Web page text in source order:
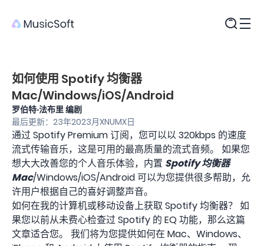
如何使用 Spotify 均衡器
Mac/Windows/iOS/Android
罗伯特·法布里 编剧
最后更新：23年2023月XNUMX日
通过 Spotify Premium 订阅，您可以以 320kbps 的速度
流式传输音乐，这是可用的最高质量的流式音频。 如果您
想大大改善您的个人音乐体验，内置 Spotify 均衡器
Mac/Windows/iOS/Android 可以为您提供很多帮助，允
许用户根据自己的喜好调整声音。
如何在我的计算机或移动设备上获取 Spotify 均衡器？ 如
果您以前从未费心检查过 Spotify 的 EQ 功能，那么这篇
文章适合您。 我们将为您提供如何在 Mac、Windows、